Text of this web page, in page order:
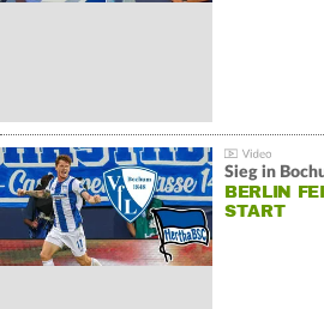
Sieg in
BERLIN
START